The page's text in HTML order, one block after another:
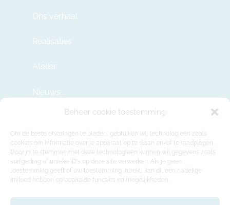
Beheer cookie toestemming
Om de beste ervaringen te bieden, gebruiken wij technologieën zoals
cookies om informatie over je apparaat op te slaan en/of te raadplegen.
Door in te stemmen met deze technologieën kunnen wij gegevens zoals
surfgedrag of unieke ID's op deze site verwerken. Als je geen
toestemming geeft of uw toestemming intrekt, kan dit een nadelige
invloed hebben op bepaalde functies en mogelijkheden.
Ons verhaal
Realisaties
Atelier
Nieuws
info@modulehome.be
+32 2 669 36 50